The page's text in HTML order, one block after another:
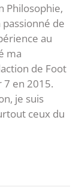
Philosophie,
de
au
ma
de Foot
7 en 2015.
je suis
ceux du